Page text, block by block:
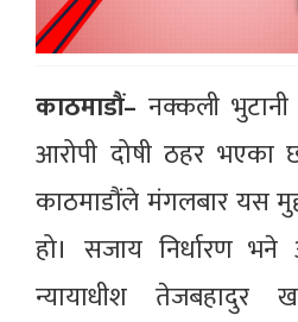
काठमाडौं– नक्कली भुटानी
आरोपी दोषी ठहर भएका
काठमाडौंले मंगलबार यस
हो। सजाय निर्धारण भने
न्यायाधीश तेजबहादुर